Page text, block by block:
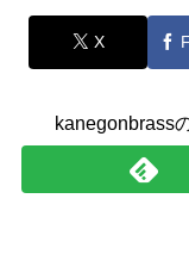
X
kanegonbrass